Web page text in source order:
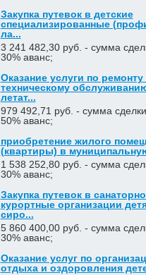
Закупка путевок в детские
специализированные
ла...
3 241 482,30 руб. - сумма
30% аванс;
Оказание услуги по ремонту
техническому
летат...
979 492,71 руб. - сумма сделки
50% аванс;
приобретение жилого
(квартиры) в
1 538 252,80 руб. - сумма
30% аванс;
Закупка путевок в
курортные организации
сиро...
5 860 400,00 руб. - сумма
30% аванс;
Оказание услуг по
отдыха и оздоровления